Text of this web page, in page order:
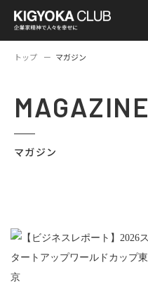
トップ マガジン
MAGAZINE
マガジン